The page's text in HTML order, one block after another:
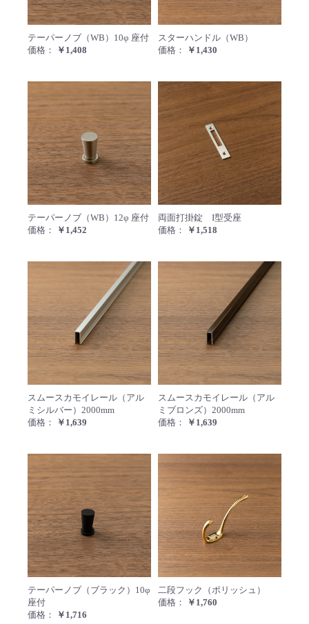
テーパーノブ（WB）10φ 座付
価格：
￥1,408
スターハンドル（WB）
価格：
￥1,430
テーパーノブ（WB）12φ 座付
テーパーノブ（WB）12φ 座付
価格：
￥1,452
両面打掛錠 I型受座
価格：
￥1,518
スムースカモイレール（アル
ミシルバー）2000mm
価格：
￥1,639
スムースカモイレール（アル
ミブロンズ）2000mm
価格：
￥1,639
テーパーノブ（ブラック）10φ 座付
テーパーノブ（ブラック）10φ
座付
価格：
￥1,716
二段フック（ポリッシュ）
価格：
￥1,760